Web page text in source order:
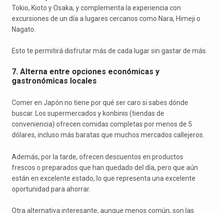
Tokio, Kioto y Osaka, y complementa la experiencia con
excursiones de un día a lugares cercanos como Nara, Himeji o
Nagato.
Esto te permitirá disfrutar más de cada lugar sin gastar de más.
7. Alterna entre opciones económicas y
gastronómicas locales
Comer en Japón no tiene por qué ser caro si sabes dónde
buscar. Los supermercados y konbinis (tiendas de
conveniencia) ofrecen comidas completas por menos de 5
dólares, incluso más baratas que muchos mercados callejeros.
Además, por la tarde, ofrecen descuentos en productos
frescos o preparados que han quedado del día, pero que aún
están en excelente estado, lo que representa una excelente
oportunidad para ahorrar.
Otra alternativa interesante, aunque menos común, son las